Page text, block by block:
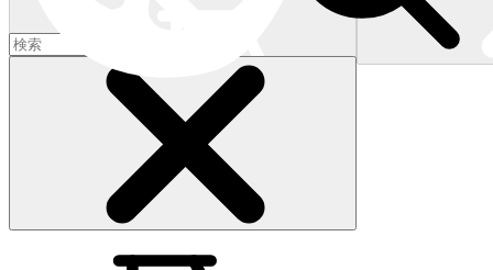
ショッピングカート 0)